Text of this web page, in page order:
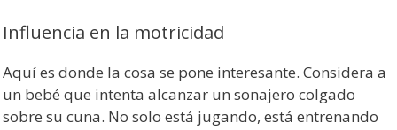
Influencia en la motricidad
Aquí es donde la cosa se pone interesante. Considera a
un bebé que intenta alcanzar un sonajero colgado
sobre su cuna. No solo está jugando, está entrenando